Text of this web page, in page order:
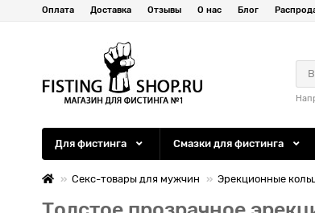
Оплата Доставка Отзывы О нас Блог
Для фистинга Смазки для фистинга
Секс-товары для мужчин Эрекционные